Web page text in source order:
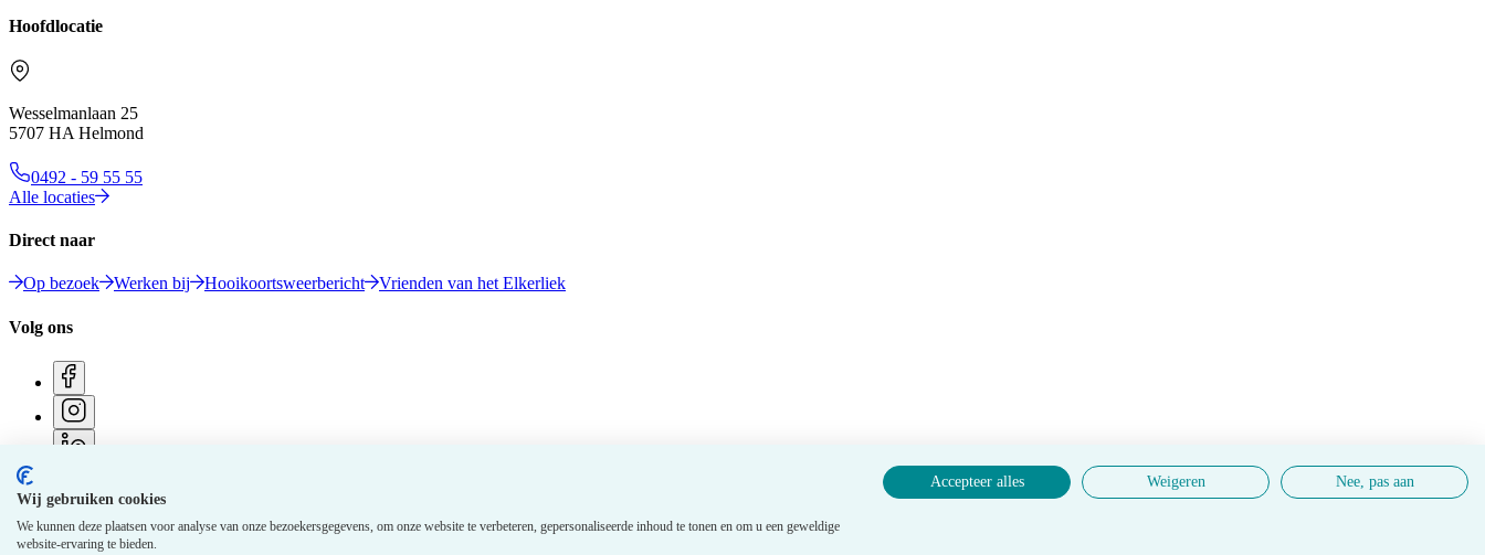
Wij gebruiken cookies
We kunnen deze plaatsen voor analyse van onze bezoekersgegevens, om onze website te verbeteren, gepersonaliseerde inhoud te tonen en om u een geweldige
website-ervaring te bieden.
Accepteer alles Weigeren Nee, pas aan
Hoofdlocatie
Wesselmanlaan 25
5707 HA Helmond
0492 - 59 55 55
Alle locaties
Direct naar
Op bezoek Werken bij Hooikoortsweerbericht Vrienden van het Elkerliek
Volg ons
© 2026 Elkerliek - Alle rechten voorbehouden